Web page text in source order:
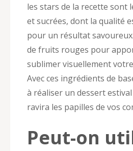
les stars de la recette sont
et sucrées, dont la qualité
pour un résultat
de fruits rouges pour
sublimer visuellement
Avec ces ingrédients de
à réaliser un dessert
ravira les papilles de vos
Peut-on